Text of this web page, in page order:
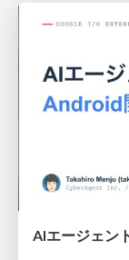
AIエージェン